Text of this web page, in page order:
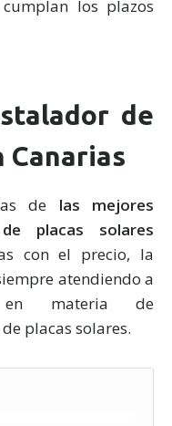
los plazos
de
Canarias
de las mejores
placas solares
con el precio, la
atendiendo a
materia de
placas solares.